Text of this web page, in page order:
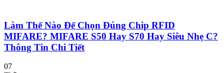
Làm Thế Nào Để Chọn Đúng Chip RFID
MIFARE? MIFARE S50 Hay S70 Hay Siêu Nhẹ C?
Thông Tin Chi Tiết
07